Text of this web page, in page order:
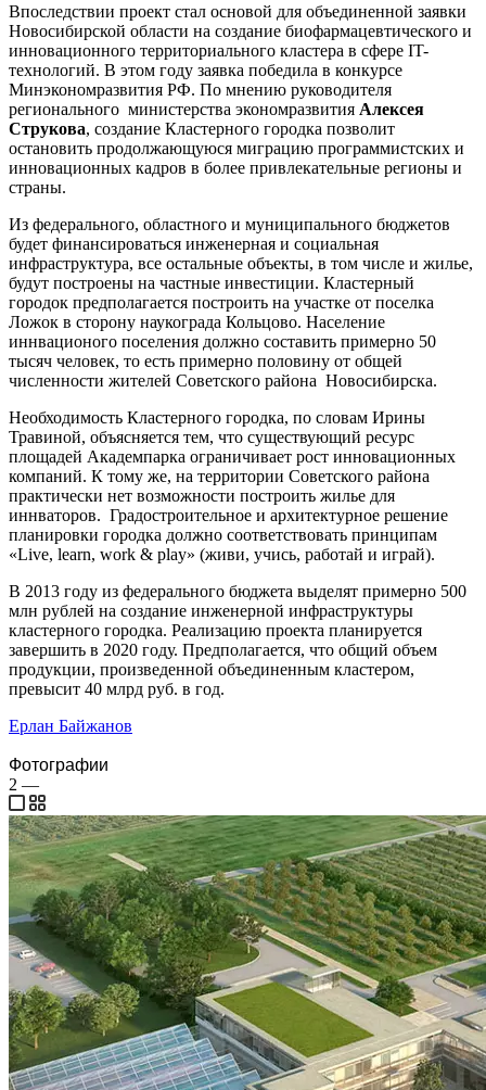
Впоследствии проект стал основой для объединенной заявки
Новосибирской области на создание биофармацевтического и
инновационного территориального кластера в сфере IT-
технологий. В этом году заявка победила в конкурсе
Минэкономразвития РФ. По мнению руководителя
регионального министерства экономразвития Алексея
Струкова, создание Кластерного городка позволит
остановить продолжающуюся миграцию программистских и
инновационных кадров в более привлекательные регионы и
страны.
Из федерального, областного и муниципального бюджетов
будет финансироваться инженерная и социальная
инфраструктура, все остальные объекты, в том числе и жилье,
будут построены на частные инвестиции. Кластерный
городок предполагается построить на участке от поселка
Ложок в сторону наукограда Кольцово. Население
иннвационого поселения должно составить примерно 50
тысяч человек, то есть примерно половину от общей
численности жителей Советского района Новосибирска.
Необходимость Кластерного городка, по словам Ирины
Травиной, объясняется тем, что существующий ресурс
площадей Академпарка ограничивает рост инновационных
компаний. К тому же, на территории Советского района
практически нет возможности построить жилье для
иннваторов. Градостроительное и архитектурное решение
планировки городка должно соответствовать принципам
«Live, learn, work & play» (живи, учись, работай и играй).
В 2013 году из федерального бюджета выделят примерно 500
млн рублей на создание инженерной инфраструктуры
кластерного городка. Реализацию проекта планируется
завершить в 2020 году. Предполагается, что общий объем
продукции, произведенной объединенным кластером,
превысит 40 млрд руб. в год.
Ерлан Байжанов
Фотографии
2 —